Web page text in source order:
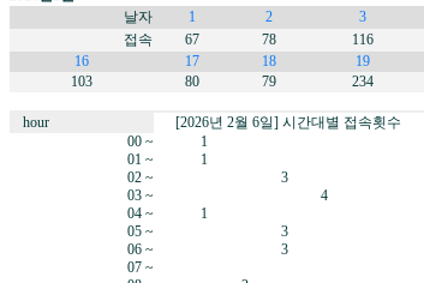
날자
1 2 3
접속
67 78 116
16
17 18 19
103
80 79 234
hour
[2026년 2월 6일] 시간대별 접속횟수
00 ~
1
01 ~
1
02 ~
3
03 ~
4
04 ~
1
05 ~
3
06 ~
3
07 ~